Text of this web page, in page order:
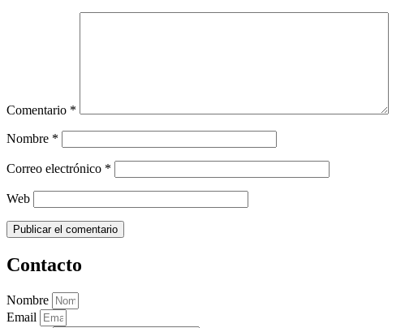
Comentario *
Nombre *
Correo electrónico *
Web
Contacto
Nombre
Email